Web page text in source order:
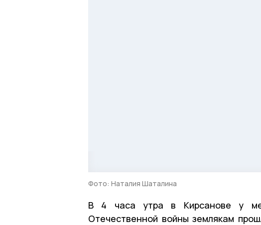
Фото: Наталия Шаталина
В 4 часа утра в Кирсанове у
Отечественной войны землякам